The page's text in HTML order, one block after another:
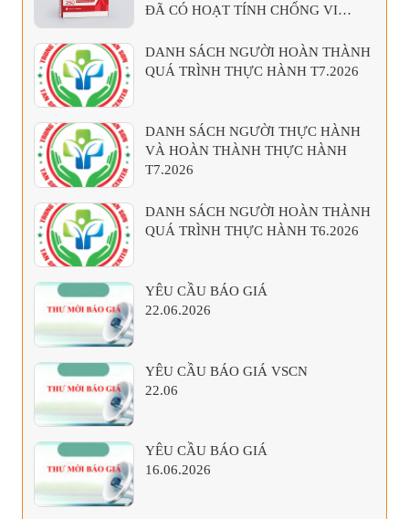
ĐÃ CÓ HOẠT TÍNH CHỐNG VI
DANH SÁCH NGƯỜI HOÀN THÀNH
QUÁ TRÌNH THỰC HÀNH T7.2026
DANH SÁCH NGƯỜI THỰC HÀNH
VÀ HOÀN THÀNH THỰC HÀNH
T7.2026
DANH SÁCH NGƯỜI HOÀN THÀNH
QUÁ TRÌNH THỰC HÀNH T6.2026
YÊU CẦU BÁO GIÁ
22.06.2026
YÊU CẦU BÁO GIÁ VSCN
22.06
YÊU CẦU BÁO GIÁ
16.06.2026